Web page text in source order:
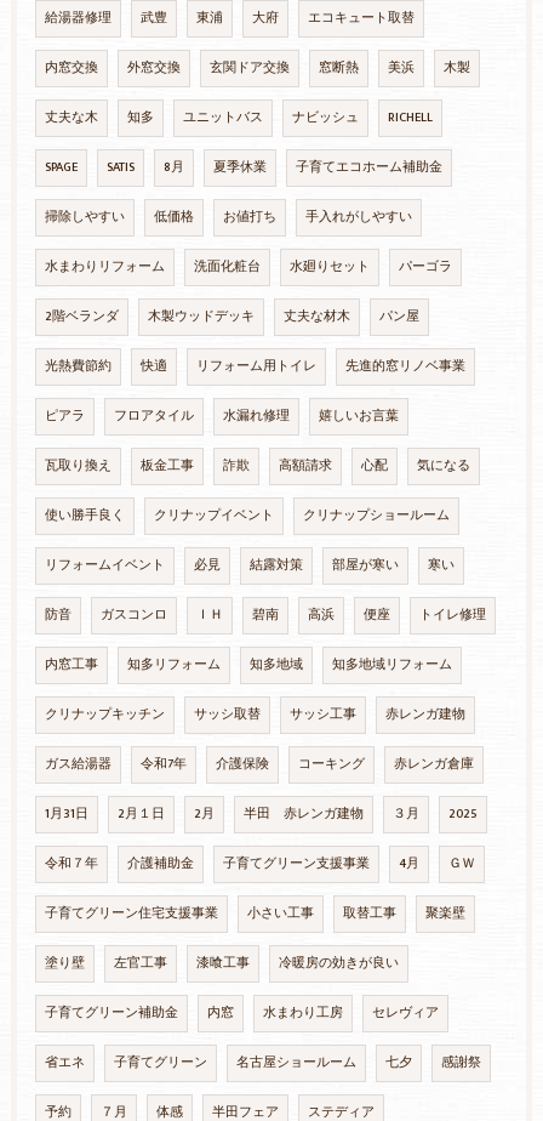
給湯器修理 武豊 東浦 大府 エコキュート取替
内窓交換 外窓交換 玄関ドア交換 窓断熱 美浜 木製
丈夫な木 知多 ユニットバス ナビッシュ RICHELL
SPAGE SATIS 8月 夏季休業 子育てエコホーム補助金
掃除しやすい 低価格 お値打ち 手入れがしやすい
水まわりリフォーム 洗面化粧台 水廻りセット パーゴラ
2階ベランダ 木製ウッドデッキ 丈夫な材木 パン屋
光熱費節約 快適 リフォーム用トイレ 先進的窓リノベ事業
ピアラ フロアタイル 水漏れ修理 嬉しいお言葉
瓦取り換え 板金工事 詐欺 高額請求 心配 気になる
使い勝手良く クリナップイベント クリナップショールーム
リフォームイベント 必見 結露対策 部屋が寒い 寒い
防音 ガスコンロ ＩＨ 碧南 高浜 便座 トイレ修理
内窓工事 知多リフォーム 知多地域 知多地域リフォーム
クリナップキッチン サッシ取替 サッシ工事 赤レンガ建物
ガス給湯器 令和7年 介護保険 コーキング 赤レンガ倉庫
1月31日 2月１日 2月 半田 赤レンガ建物 ３月 2025
令和７年 介護補助金 子育てグリーン支援事業 4月 ＧＷ
子育てグリーン住宅支援事業 小さい工事 取替工事 聚楽壁
塗り壁 左官工事 漆喰工事 冷暖房の効きが良い
子育てグリーン補助金 内窓 水まわり工房 セレヴィア
省エネ 子育てグリーン 名古屋ショールーム 七夕 感謝祭
予約 ７月 体感 半田フェア ステディア